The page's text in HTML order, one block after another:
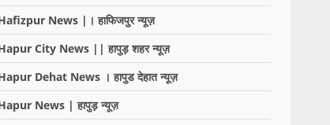
News |। हाफिजपुर न्यूज़
City News || हापुड़ शहर न्यूज़
Dehat News । हापुड देहात न्यूज़
News | हापुड़ न्यूज़